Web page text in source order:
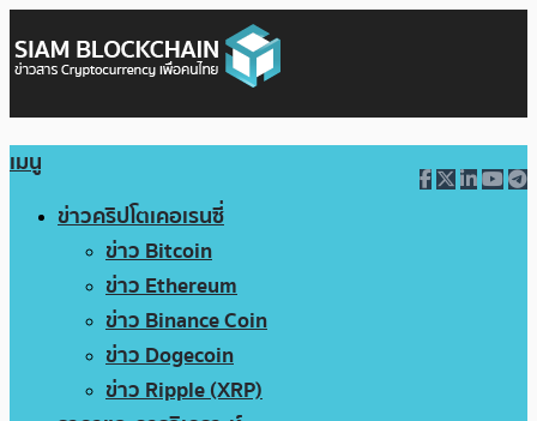
เมนู
ข่าวคริปโตเคอเรนซี่
ข่าว Bitcoin
ข่าว Ethereum
ข่าว Binance Coin
ข่าว Dogecoin
ข่าว Ripple (XRP)